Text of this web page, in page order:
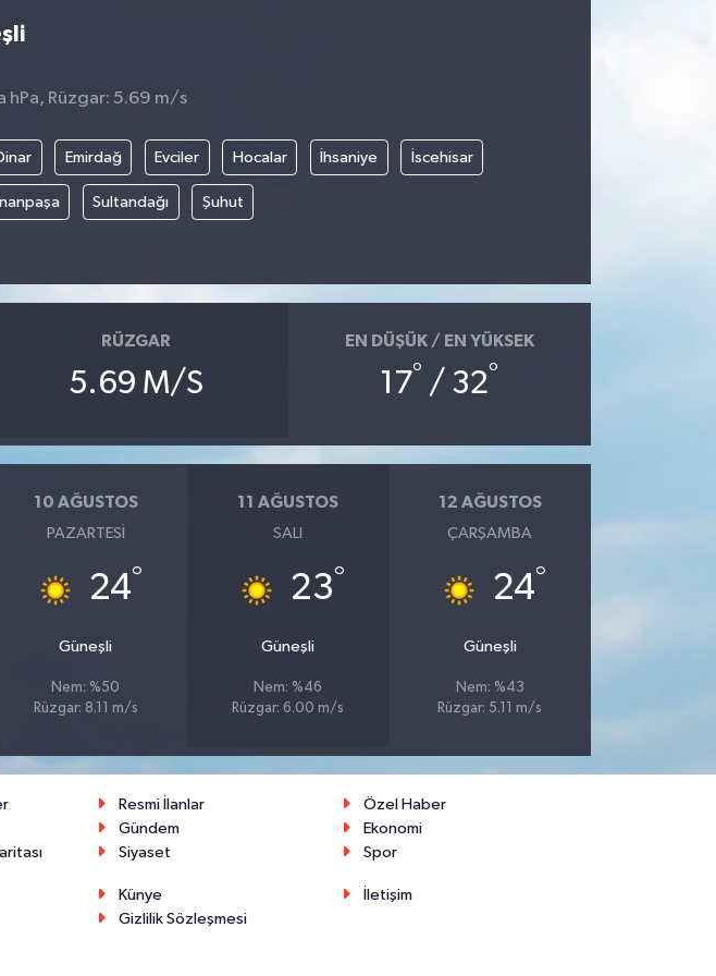
hPa, Rüzgar: 5.69 m/s
Emirdağ Evciler Hocalar İhsaniye İscehisar
Sultandağı Şuhut
RÜZGAR
5.69 M/S
EN DÜŞÜK / EN YÜKSEK
17° / 32°
10 AĞUSTOS
PAZARTESI
24°
Güneşli
Nem: %50
Rüzgar: 8.11 m/s
11 AĞUSTOS
SALI
23°
Güneşli
Nem: %46
Rüzgar: 6.00 m/s
12 AĞUSTOS
ÇARŞAMBA
24°
Güneşli
Nem: %43
Rüzgar: 5.11 m/s
Resmi İlanlar
Özel Haber
Gündem
Ekonomi
Siyaset
Spor
Künye
İletişim
Gizlilik Sözleşmesi